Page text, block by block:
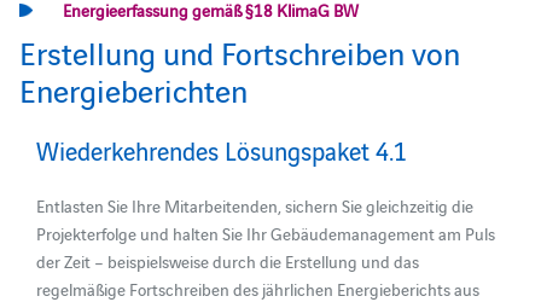
Energieerfassung gemäß §18 KlimaG BW
Erstellung und Fortschreiben von
Energieberichten
Wiederkehrendes Lösungspaket 4.1
Entlasten Sie Ihre Mitarbeitenden, sichern Sie gleichzeitig die
Projekterfolge und halten Sie Ihr Gebäudemanagement am Puls
der Zeit – beispielsweise durch die Erstellung und das
regelmäßige Fortschreiben des jährlichen Energieberichts aus